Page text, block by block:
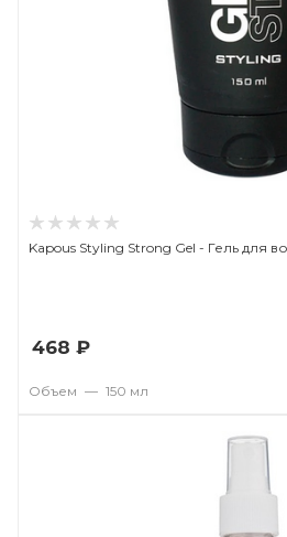
Kapous Styling Strong Gel - Гель для
468 ₽
Объем — 150 мл